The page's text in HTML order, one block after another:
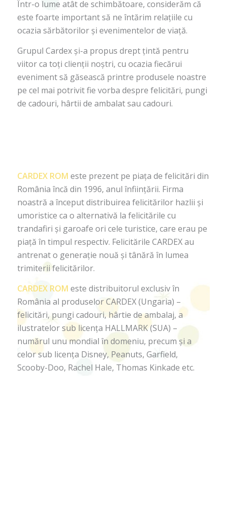
Într-o lume atât de schimbătoare, considerăm că
este foarte important să ne întărim relaţiile cu
ocazia sărbătorilor şi evenimentelor de viaţă.
Grupul Cardex şi-a propus drept ţintă pentru
viitor ca toţi clienţii noştri, cu ocazia fiecărui
eveniment să găsească printre produsele noastre
pe cel mai potrivit fie vorba despre felicitări, pungi
de cadouri, hârtii de ambalat sau cadouri.
CARDEX ROM este prezent pe piața de felicitări din
România încă din 1996, anul înființării. Firma
noastră a început distribuirea felicitărilor hazlii și
umoristice ca o alternativă la felicitările cu
trandafiri și garoafe ori cele turistice, care erau pe
piață în timpul respectiv. Felicitările CARDEX au
antrenat o generație nouă și tânără în lumea
trimiterii felicitărilor.
CARDEX ROM este distribuitorul exclusiv în
România al produselor CARDEX (Ungaria) –
felicitări, pungi cadouri, hârtie de ambalaj, a
ilustratelor sub licența HALLMARK (SUA) –
numărul unu mondial în domeniu, precum și a
celor sub licența Disney, Peanuts, Garfield,
Scooby-Doo, Rachel Hale, Thomas Kinkade etc.